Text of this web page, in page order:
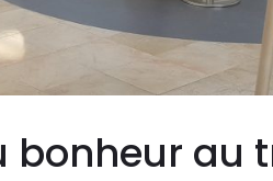
bonheur au